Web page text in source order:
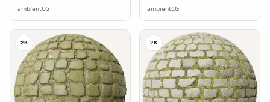
ambientCG ambientCG
2K 2K